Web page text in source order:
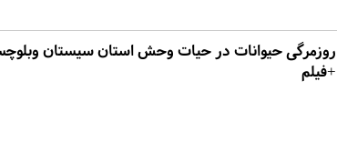
روزمرگی حیوانات در حیات وحش استان سیستان
+فیلم